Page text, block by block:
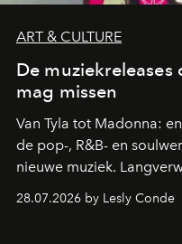
ART & CULTURE
De
mag missen
Van Tyla tot Madonna:
de pop-, R&B- en
nieuwe muziek.
de releases die je niet
28.07.2026 by Lesly Conde